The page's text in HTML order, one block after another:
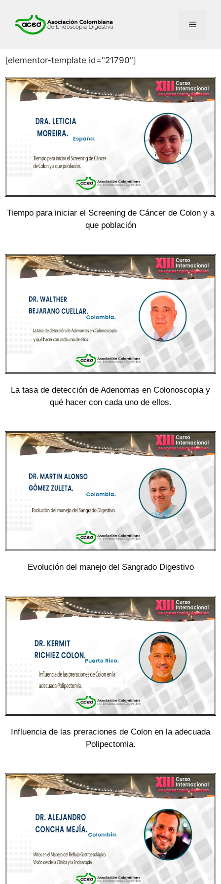
[elementor-template id="21790"]
Tiempo para iniciar el Screening de Cáncer de Colon y a
que población
La tasa de detección de Adenomas en Colonoscopia y
qué hacer con cada uno de ellos.
Evolución del manejo del Sangrado Digestivo
Influencia de las preraciones de Colon en la adecuada
Polipectomia.